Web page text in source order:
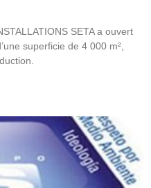
SETA a ouvert
superficie de 4 000 m²,